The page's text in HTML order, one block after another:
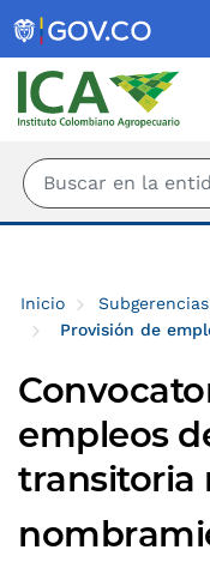
Inicio Subgerencias
Provisión de
empleos
transitoria